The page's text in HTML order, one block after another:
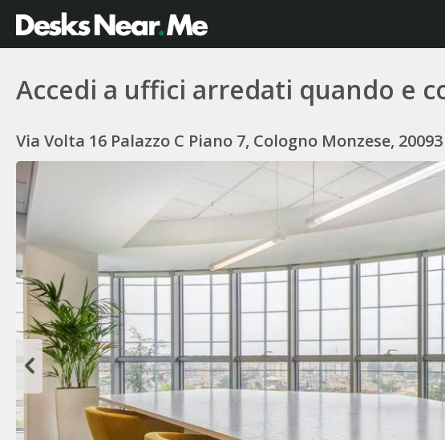
Accedi a uffici arredati quando e
Via Volta 16 Palazzo C Piano 7, Cologno Monzese,